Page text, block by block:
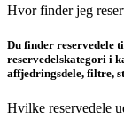
Hvor finder jeg
Du finder reservedele
reservedelskategori i
affjedringsdele, filtre,
Hvilke reservedele